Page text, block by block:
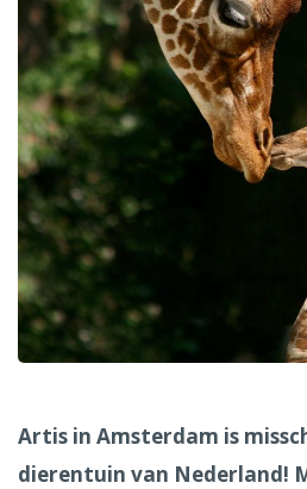
Alle steden
Phoenix
Dresden
Artis in Amsterdam is
dierentuin van Nederland!